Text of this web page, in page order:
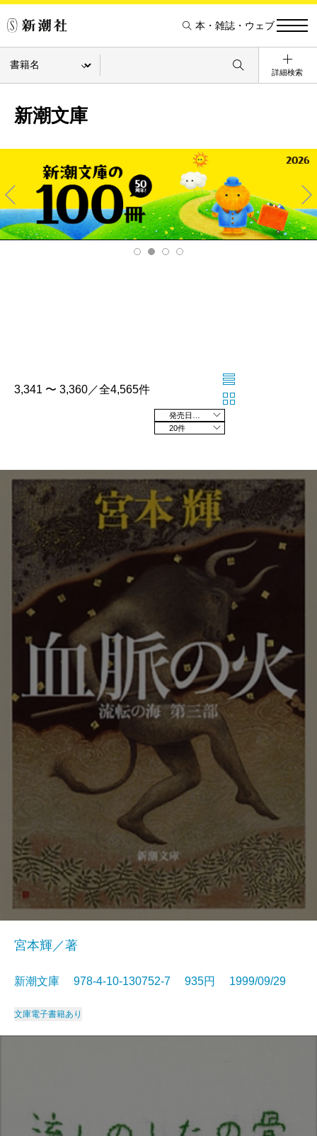
本・雑誌・ウェブ
詳細検索
新潮文庫
Pre
v
Ne
xt
3,341 〜 3,360／全4,565件
20件
宮本輝／著
新潮文庫 978-4-10-130752-7 935円 1999/09/29
文庫電子書籍あり